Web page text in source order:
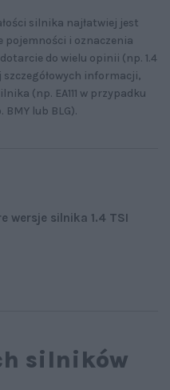
silnika najłatwiej jest
pojemności i oznaczenia
do wielu opinii (np. 1.4
informacji,
(np. EA111 w przypadku
BMY lub BLG).
wersje silnika 1.4 TSI
silników